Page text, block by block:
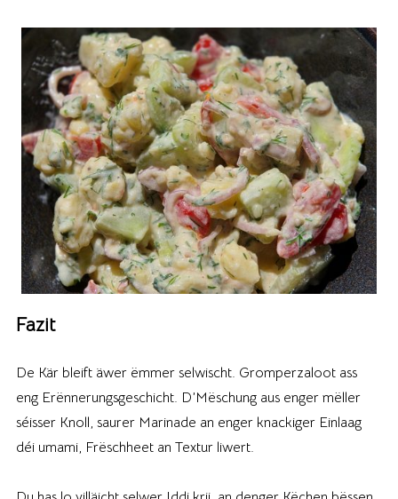
Fazit
De Kär bleift äwer ëmmer selwischt. Gromperzaloot ass
eng Erënnerungsgeschicht. D’Mëschung aus enger mëller
séisser Knoll, saurer Marinade an enger knackiger Einlaag
déi umami, Frëschheet an Textur liwert.